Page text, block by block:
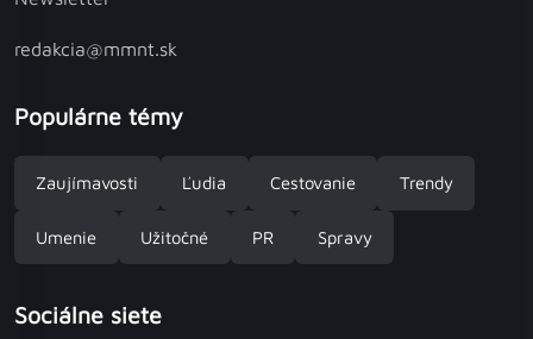
redakcia@mmnt.sk
Populárne témy
Zaujímavosti Ľudia Cestovanie Trendy
Umenie Užitočné PR Spravy
Sociálne siete